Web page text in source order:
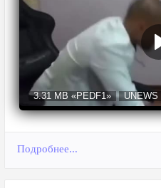
3.31 MB «PEDF1» UNEWS
Подробнее...